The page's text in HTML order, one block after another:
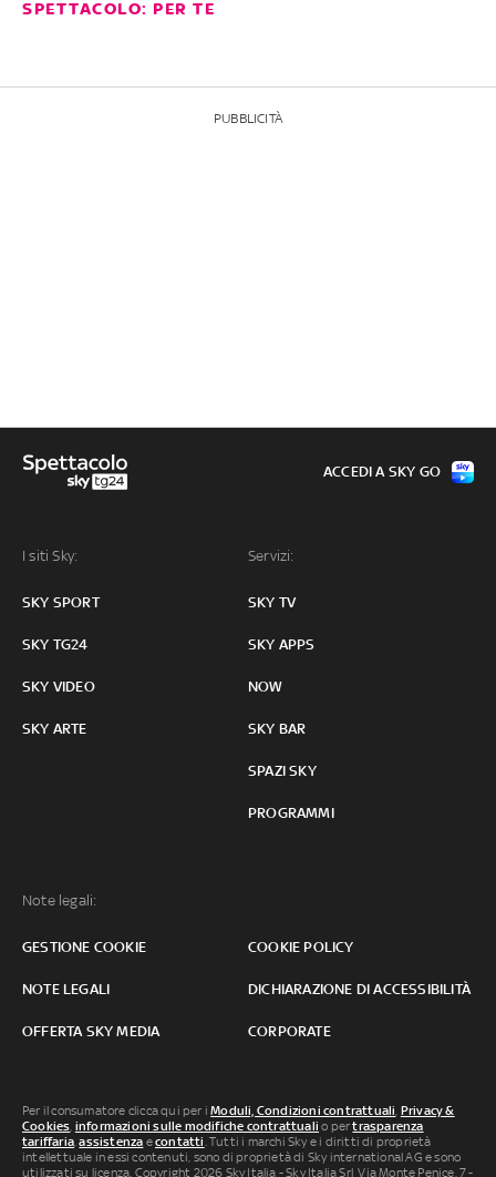
SPETTACOLO: PER TE
PUBBLICITÀ
I siti Sky:
SKY SPORT
SKY TG24
SKY VIDEO
SKY ARTE
Servizi:
SKY TV
SKY APPS
NOW
SKY BAR
SPAZI SKY
PROGRAMMI
Note legali:
GESTIONE COOKIE COOKIE POLICY
NOTE LEGALI DICHIARAZIONE DI ACCESSIBILITÀ
OFFERTA SKY MEDIA CORPORATE
ACCEDI A SKY GO
Per il consumatore clicca qui per iModuli, Condizioni contrattuali, Privacy &
Cookies, informazioni sulle modifiche contrattuali o pertrasparenza
tariffaria,assistenza econtatti. Tutti i marchi Sky e i diritti di proprietà
intellettuale in essi contenuti, sono di proprietà di Sky international AG e sono
utilizzati su licenza. Copyright 2026 Sky Italia - Sky Italia Srl Via Monte Penice, 7 -